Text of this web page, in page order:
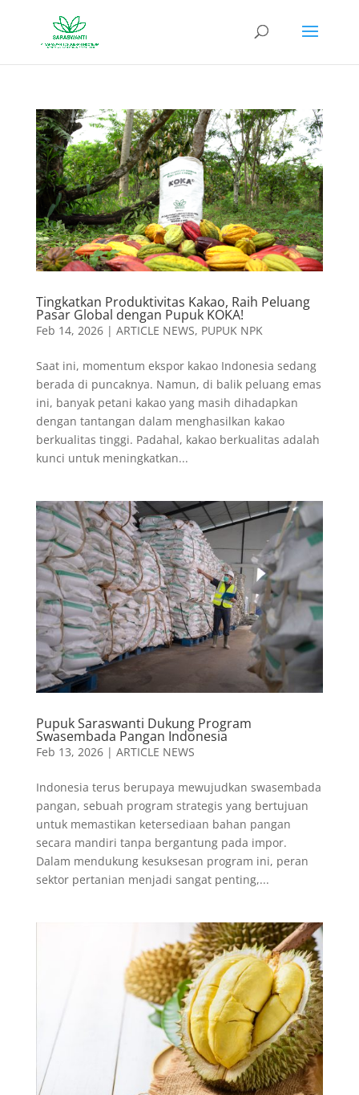
Tingkatkan Produktivitas Kakao, Raih Peluang
Pasar Global dengan Pupuk KOKA!
Feb 14, 2026| ARTICLE NEWS, PUPUK NPK
Saat ini, momentum ekspor kakao Indonesia sedang
berada di puncaknya. Namun, di balik peluang emas
ini, banyak petani kakao yang masih dihadapkan
dengan tantangan dalam menghasilkan kakao
berkualitas tinggi. Padahal, kakao berkualitas adalah
kunci untuk meningkatkan...
Pupuk Saraswanti Dukung Program
Swasembada Pangan Indonesia
Feb 13, 2026| ARTICLE NEWS
Indonesia terus berupaya mewujudkan swasembada
pangan, sebuah program strategis yang bertujuan
untuk memastikan ketersediaan bahan pangan
secara mandiri tanpa bergantung pada impor.
Dalam mendukung kesuksesan program ini, peran
sektor pertanian menjadi sangat penting,...